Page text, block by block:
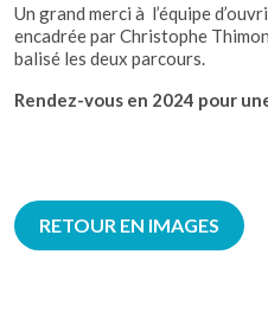
Un grand merci à l’équipe
encadrée par Christophe
balisé les deux parcours.
Rendez-vous en 2024 pour
RETOUR EN IMAGES